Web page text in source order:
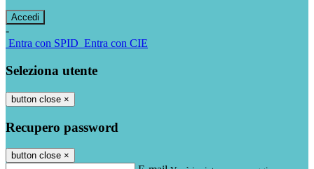
-
Entra con SPID Entra con CIE
Seleziona utente
button close ×
Recupero password
button close ×